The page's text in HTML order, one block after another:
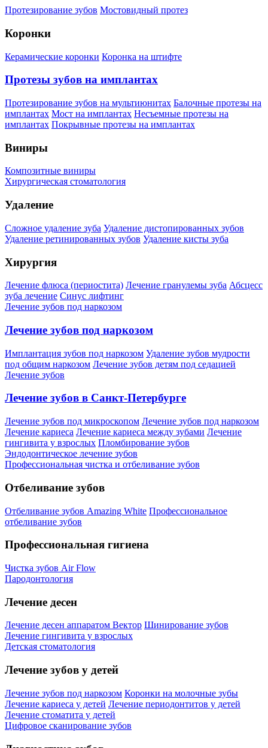
Протезирование зубов Мостовидный протез
Коронки
Керамические коронки Коронка на штифте
Протезы зубов на имплантах
Протезирование зубов на мультиюнитах Балочные протезы на
имплантах Мост на имплантах Несъемные протезы на
имплантах Покрывные протезы на имплантах
Виниры
Композитные виниры
Хирургическая стоматология
Удаление
Сложное удаление зуба Удаление дистопированных зубов
Удаление ретинированных зубов Удаление кисты зуба
Хирургия
Лечение флюса (периостита) Лечение гранулемы зуба Абсцесс
зуба лечение Синус лифтинг
Лечение зубов под наркозом
Лечение зубов под наркозом
Имплантация зубов под наркозом Удаление зубов мудрости
под общим наркозом Лечение зубов детям под седацией
Лечение зубов
Лечение зубов в Санкт-Петербурге
Лечение зубов под микроскопом Лечение зубов под наркозом
Лечение кариеса Лечение кариеса между зубами Лечение
гингивита у взрослых Пломбирование зубов
Эндодонтическое лечение зубов
Профессиональная чистка и отбеливание зубов
Отбеливание зубов
Отбеливание зубов Amazing White Профессиональное
отбеливание зубов
Профессиональная гигиена
Чистка зубов Air Flow
Пародонтология
Лечение десен
Лечение десен аппаратом Вектор Шинирование зубов
Лечение гингивита у взрослых
Детская стоматология
Лечение зубов у детей
Лечение зубов под наркозом Коронки на молочные зубы
Лечение кариеса у детей Лечение периодонтитов у детей
Лечение стоматита у детей
Цифровое сканирование зубов